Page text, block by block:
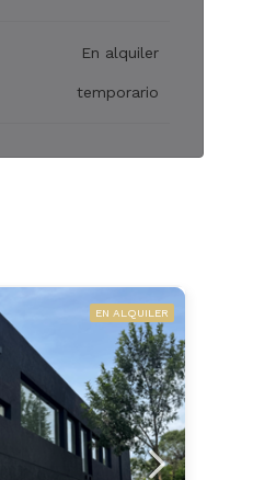
En alquiler
temporario
EN ALQUILER